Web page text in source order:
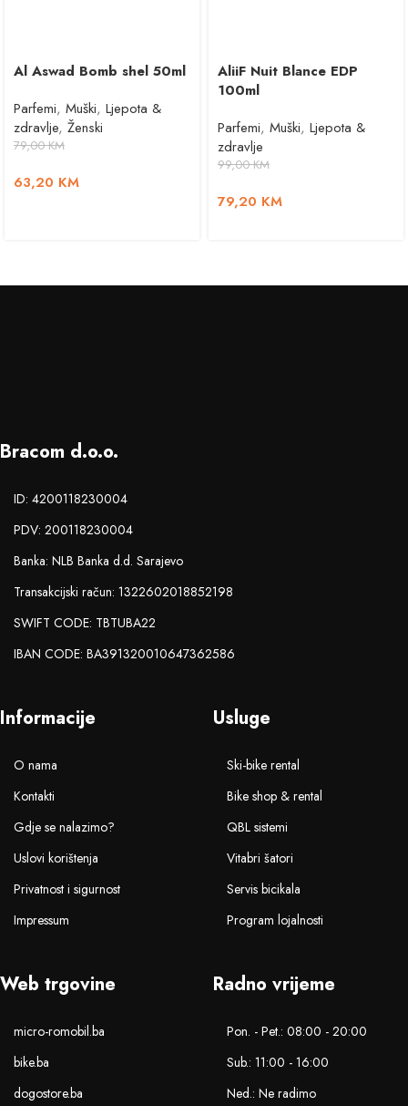
Al Aswad Bomb shel 50ml
Parfemi, Muški, Ljepota &
zdravlje, Ženski
79,00KM
63,20 KM
AliiF Nuit Blance EDP
100ml
Parfemi, Muški, Ljepota &
zdravlje
99,00KM
79,20 KM
Bracom d.o.o.
ID: 4200118230004
PDV: 200118230004
Banka: NLB Banka d.d. Sarajevo
Transakcijski račun: 1322602018852198
SWIFT CODE: TBTUBA22
IBAN CODE: BA391320010647362586
Informacije
O nama
Kontakti
Gdje se nalazimo?
Uslovi korištenja
Privatnost i sigurnost
Impressum
Usluge
Ski-bike rental
Bike shop & rental
QBL sistemi
Vitabri šatori
Servis bicikala
Program lojalnosti
Web trgovine
micro-romobil.ba
bike.ba
dogostore.ba
Radno vrijeme
Pon. - Pet.: 08:00 - 20:00
Sub.: 11:00 - 16:00
Ned.: Ne radimo